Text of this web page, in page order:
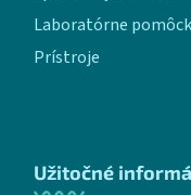
Laboratórne
Prístroje
Užitočné